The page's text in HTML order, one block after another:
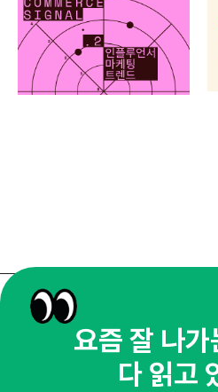
매주 화요일 아침,
마케팅 감각을 깨워 드릴게요!
65,043명의 마케터를 성장시키는 뉴스레터
요즘 잘 나
다 읽고